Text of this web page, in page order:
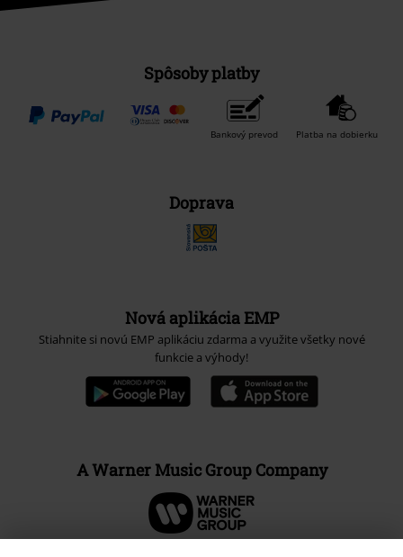
Spôsoby platby
Bankový prevod Platba na dobierku
Doprava
Nová aplikácia EMP
Stiahnite si novú EMP aplikáciu zdarma a využite všetky nové
funkcie a výhody!
A Warner Music Group Company